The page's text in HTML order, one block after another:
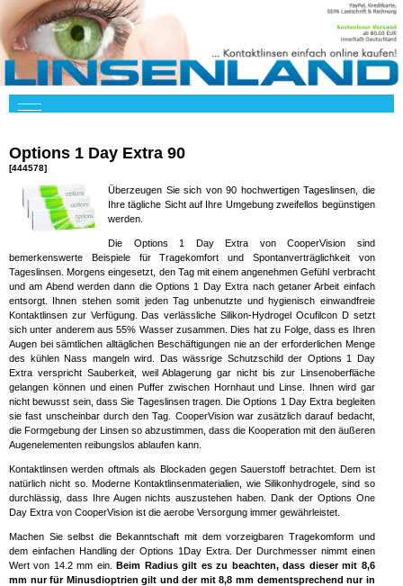
Options 1 Day Extra 90
[444578]
Überzeugen Sie sich von 90 hochwertigen Tageslinsen, die
Ihre tägliche Sicht auf Ihre Umgebung zweifellos begünstigen
werden.
Die Options 1 Day Extra von CooperVision sind
bemerkenswerte Beispiele für Tragekomfort und Spontanverträglichkeit von
Tageslinsen. Morgens eingesetzt, den Tag mit einem angenehmen Gefühl verbracht
und am Abend werden dann die Options 1 Day Extra nach getaner Arbeit einfach
entsorgt. Ihnen stehen somit jeden Tag unbenutzte und hygienisch einwandfreie
Kontaktlinsen zur Verfügung. Das verlässliche Silikon-Hydrogel Ocufilcon D setzt
sich unter anderem aus 55% Wasser zusammen. Dies hat zu Folge, dass es Ihren
Augen bei sämtlichen alltäglichen Beschäftigungen nie an der erforderlichen Menge
des kühlen Nass mangeln wird. Das wässrige Schutzschild der Options 1 Day
Extra verspricht Sauberkeit, weil Ablagerung gar nicht bis zur Linsenoberfläche
gelangen können und einen Puffer zwischen Hornhaut und Linse. Ihnen wird gar
nicht bewusst sein, dass Sie Tageslinsen tragen. Die Options 1 Day Extra begleiten
sie fast unscheinbar durch den Tag. CooperVision war zusätzlich darauf bedacht,
die Formgebung der Linsen so abzustimmen, dass die Kooperation mit den äußeren
Augenelementen reibungslos ablaufen kann.
Kontaktlinsen werden oftmals als Blockaden gegen Sauerstoff betrachtet. Dem ist
natürlich nicht so. Moderne Kontaktlinsenmaterialien, wie Silikonhydrogele, sind so
durchlässig, dass Ihre Augen nichts auszustehen haben. Dank der Options One
Day Extra von CooperVision ist die aerobe Versorgung immer gewährleistet.
Machen Sie selbst die Bekanntschaft mit dem vorzeigbaren Tragekomform und
dem einfachen Handling der Options 1Day Extra. Der Durchmesser nimmt einen
Wert von 14.2 mm ein.Beim Radius gilt es zu beachten, dass dieser mit 8,6
mm nur für Minusdioptrien gilt und der mit 8,8 mm dementsprechend nur in